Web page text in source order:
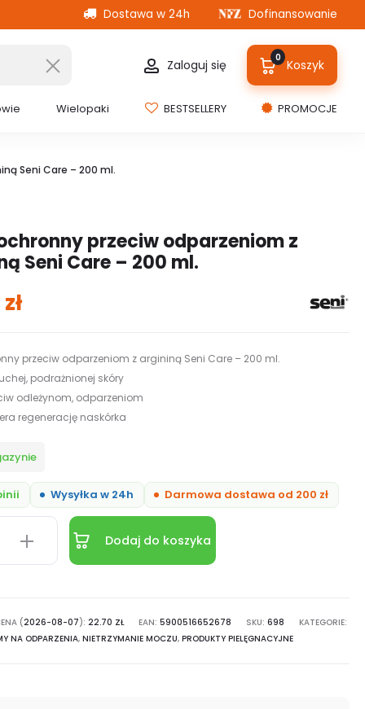
Dostawa w 24h Dofinansowanie
Zaloguj się 0 Koszyk
Wielopaki BESTSELLERY PROMOCJE
Seni Care – 200 ml.
przeciw odparzeniom z
Seni Care – 200 ml.
zł
przeciw odparzeniom z argininą Seni Care – 200 ml.
podrażnionej skóry
odleżynom, odparzeniom
regenerację naskórka
Wysyłka w 24h Darmowa dostawa od 200 zł
Dodaj do koszyka
(2026-08-07): 22.70 ZŁ EAN: 5900516652678 SKU: 698
KATEGORIE:
NA ODPARZENIA, NIETRZYMANIE MOCZU, PRODUKTY PIELĘGNACYJNE